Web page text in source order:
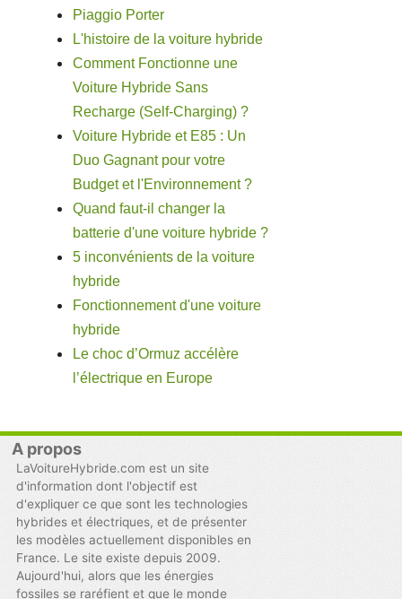
Piaggio Porter
L'histoire de la voiture hybride
Comment Fonctionne une
Voiture Hybride Sans
Recharge (Self-Charging) ?
Voiture Hybride et E85 : Un
Duo Gagnant pour votre
Budget et l'Environnement ?
Quand faut-il changer la
batterie d'une voiture hybride ?
5 inconvénients de la voiture
hybride
Fonctionnement d'une voiture
hybride
Le choc d’Ormuz accélère
l’électrique en Europe
A propos
LaVoitureHybride.com est un site
d'information dont l'objectif est
d'expliquer ce que sont les technologies
hybrides et électriques, et de présenter
les modèles actuellement disponibles en
France. Le site existe depuis 2009.
Aujourd'hui, alors que les énergies
fossiles se raréfient et que le monde